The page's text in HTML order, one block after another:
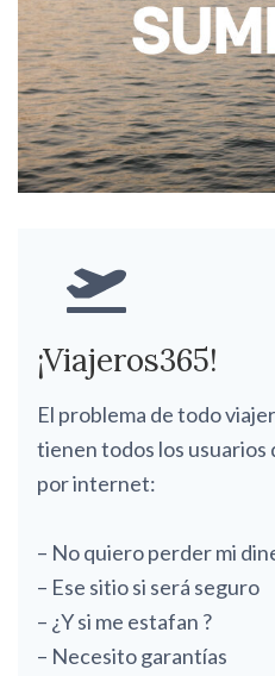
¡Viajeros365!
El problema de todo
tienen todos los
por internet:
– No quiero perder mi
– Ese sitio si será seguro
– ¿Y si me estafan ?
– Necesito garantías